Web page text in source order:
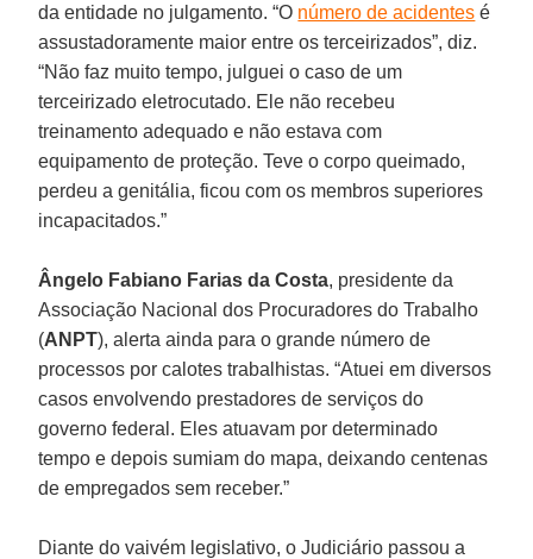
da entidade no julgamento. “O número de acidentes é
assustadoramente maior entre os terceirizados”, diz.
“Não faz muito tempo, julguei o caso de um
terceirizado eletrocutado. Ele não recebeu
treinamento adequado e não estava com
equipamento de proteção. Teve o corpo queimado,
perdeu a genitália, ficou com os membros superiores
incapacitados.”
Ângelo Fabiano Farias da Costa, presidente da
Associação Nacional dos Procuradores do Trabalho
(ANPT), alerta ainda para o grande número de
processos por calotes trabalhistas. “Atuei em diversos
casos envolvendo prestadores de serviços do
governo federal. Eles atuavam por determinado
tempo e depois sumiam do mapa, deixando centenas
de empregados sem receber.”
Diante do vaivém legislativo, o Judiciário passou a